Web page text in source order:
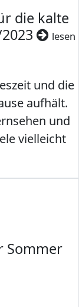
die kalte
lesen
und die
aufhält.
und
vielleicht
Sommer